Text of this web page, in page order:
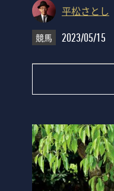
平松さとし
競馬 2023/05/15